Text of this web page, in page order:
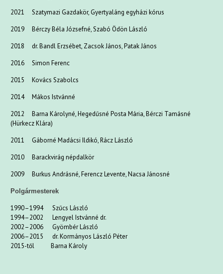
2021 Szatymazi Gazdakör, Gyertyaláng egyházi kórus
2019 Bérczy Béla Józsefné, Szabó Ödön László
2018 dr. Bandl Erzsébet, Zacsok János, Patak János
2016 Simon Ferenc
2015 Kovács Szabolcs
2014 Mákos Istvánné
2012 Barna Károlyné, Hegedűsné Posta Mária, Bérczi Tamásné
(Hürkecz Klára)
2011 Gáborné Madácsi Ildikó, Rácz László
2010 Barackvirág népdalkör
2009 Burkus Andrásné, Ferencz Levente, Nacsa Jánosné
Polgármesterek
1990–1994 Szűcs László
1994–2002 Lengyel Istvánné dr.
2002–2006 Gyömbér László
2006–2015 dr. Kormányos László Péter
2015-től Barna Károly